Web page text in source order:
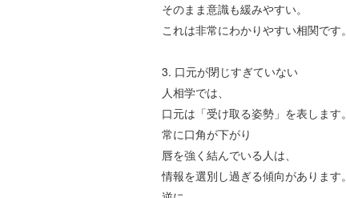
そのまま意識も緩みやすい。
これは非常にわかりやすい相関です。
3. 口元が閉じすぎていない
人相学では、
口元は「受け取る姿勢」を表します。
常に口角が下がり
唇を強く結んでいる人は、
情報を選別し過ぎる傾向があります。